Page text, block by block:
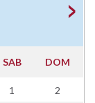
SAB DOM
1 2